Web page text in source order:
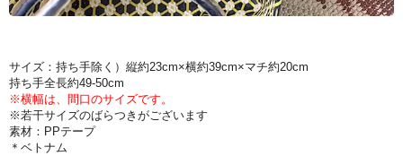
サイズ：持ち手除く）縦約23cm×横約39cm×マチ約20cm
持ち手全長約49-50cm
※横幅は、間口のサイズです。
※若干サイズのばらつきがございます
素材：PPテープ
＊ベトナム